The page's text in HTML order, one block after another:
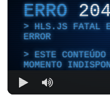
ERRO
HLS.JS FATAL
ERROR
ESTE
MOMENTO